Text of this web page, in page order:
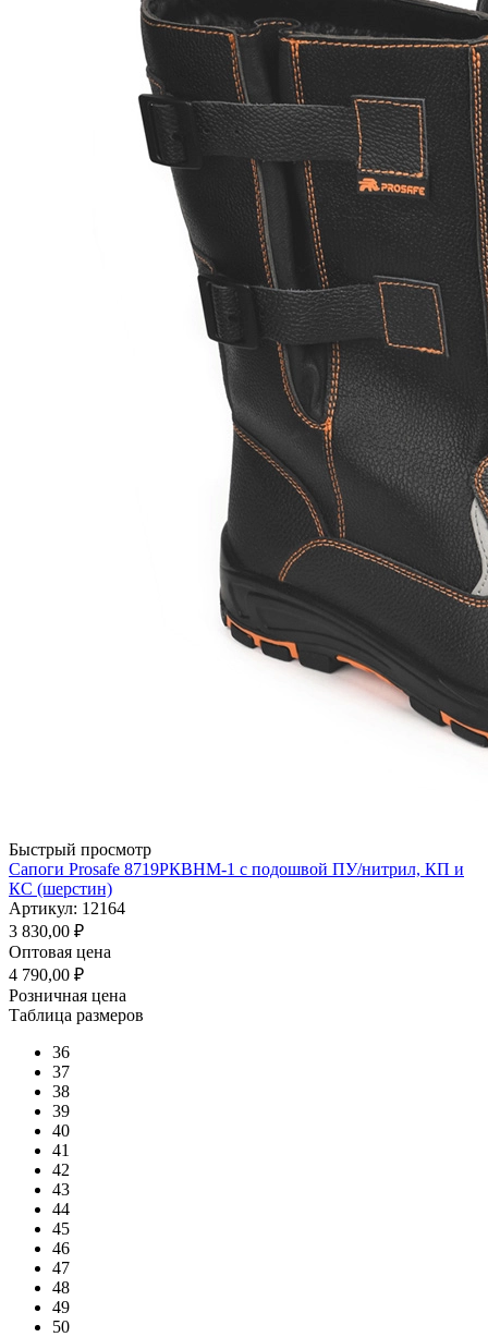
Быстрый просмотр
Сапоги Prosafe 8719РКВНМ-1 c подошвой ПУ/нитрил, КП и
КС (шерстин)
Артикул: 12164
3 830,00 ₽
Оптовая цена
4 790,00 ₽
Розничная цена
Таблица размеров
36
37
38
39
40
41
42
43
44
45
46
47
48
49
50